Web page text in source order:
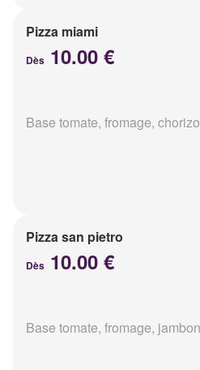
Pizza miami
Dès 10.00 €
Base tomate, fromage,
Pizza san pietro
Dès 10.00 €
Base tomate, fromage,